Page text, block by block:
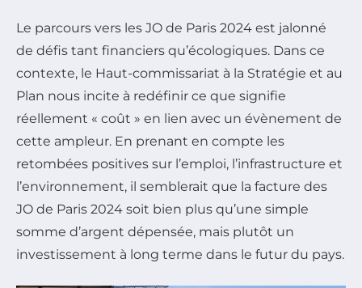
Le parcours vers les JO de Paris 2024 est jalonné
de défis tant financiers qu’écologiques. Dans ce
contexte, le Haut-commissariat à la Stratégie et au
Plan nous incite à redéfinir ce que signifie
réellement « coût » en lien avec un évènement de
cette ampleur. En prenant en compte les
retombées positives sur l’emploi, l’infrastructure et
l’environnement, il semblerait que la facture des
JO de Paris 2024 soit bien plus qu’une simple
somme d’argent dépensée, mais plutôt un
investissement à long terme dans le futur du pays.